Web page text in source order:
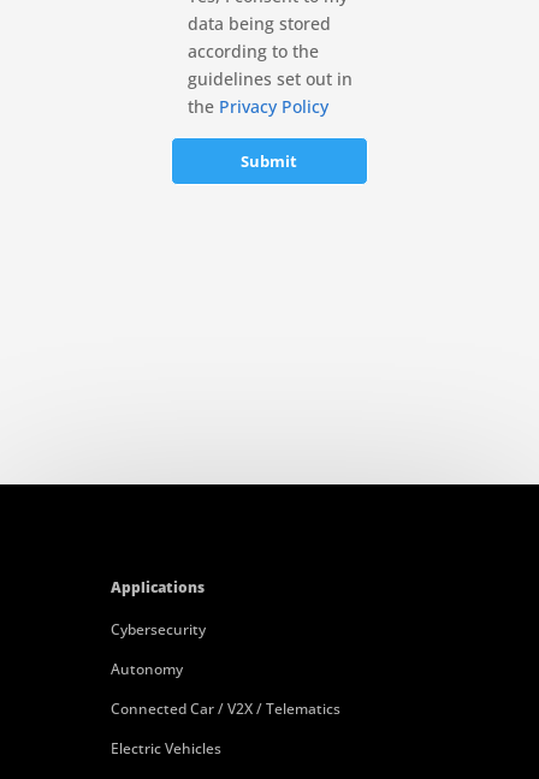
data being stored
according to the
guidelines set out in
the Privacy Policy
Applications
Cybersecurity
Autonomy
Connected Car / V2X / Telematics
Electric Vehicles